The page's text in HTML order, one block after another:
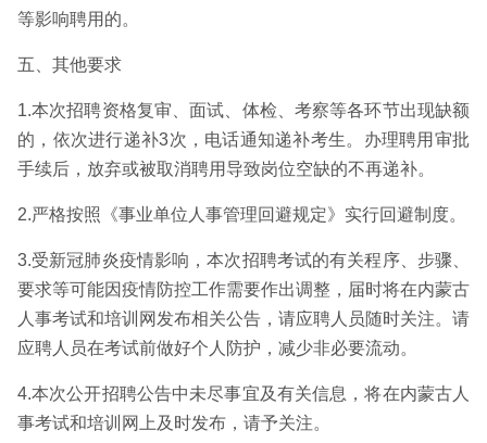
等影响聘用的。
五、其他要求
1.本次招聘资格复审、面试、体检、考察等各环节出现缺额
的，依次进行递补3次，电话通知递补考生。办理聘用审批
手续后，放弃或被取消聘用导致岗位空缺的不再递补。
2.严格按照《事业单位人事管理回避规定》实行回避制度。
3.受新冠肺炎疫情影响，本次招聘考试的有关程序、步骤、
要求等可能因疫情防控工作需要作出调整，届时将在内蒙古
人事考试和培训网发布相关公告，请应聘人员随时关注。请
应聘人员在考试前做好个人防护，减少非必要流动。
4.本次公开招聘公告中未尽事宜及有关信息，将在内蒙古人
事考试和培训网上及时发布，请予关注。